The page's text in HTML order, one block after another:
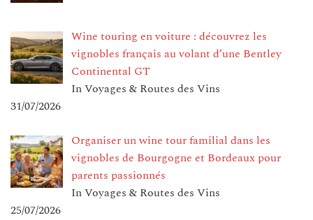
Wine touring en voiture : découvrez les
vignobles français au volant d’une Bentley
Continental GT
In Voyages & Routes des Vins
31/07/2026
Organiser un wine tour familial dans les
vignobles de Bourgogne et Bordeaux pour
parents passionnés
In Voyages & Routes des Vins
25/07/2026